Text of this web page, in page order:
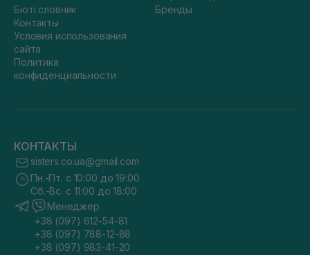
Бюті словник
Контакты
Условия использования
сайта
Политика
конфиденциальности
Бренды
КОНТАКТЫ
sisters.co.ua@gmail.com
Пн.-Пт. с 10:00 до 19:00
Сб.-Вс. с 11:00 до 18:00
Менеджер
+38 (097) 612-54-81
+38 (097) 788-12-88
+38 (097) 983-41-20